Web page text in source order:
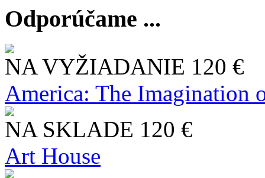
Odporúčame ...
NA VYŽIADANIE 120 €
America: The Imagination
NA SKLADE 120 €
Art House